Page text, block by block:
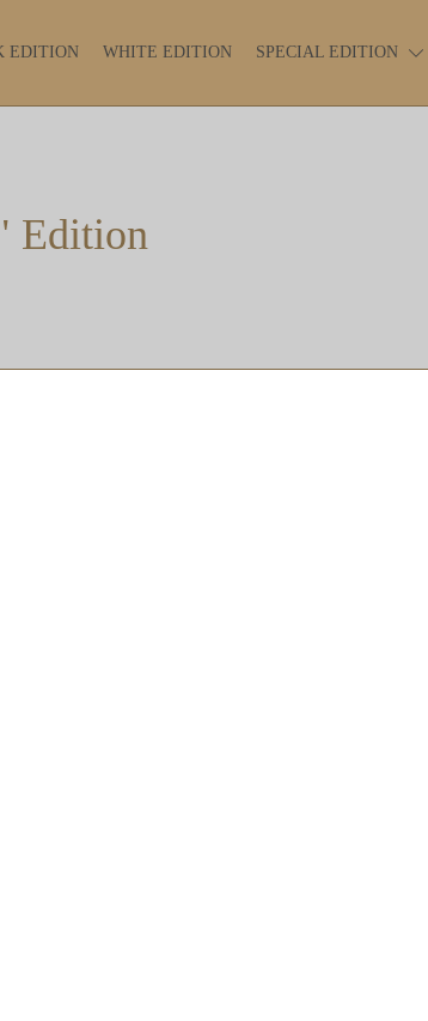
EDITION WHITE EDITION SPECIAL EDITION
Edition